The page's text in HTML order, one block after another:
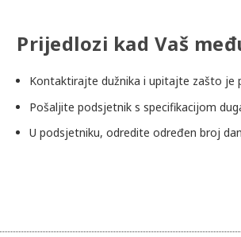
Prijedlozi kad Vaš
Kontaktirajte dužnika i upitajte zašto je
Pošaljite podsjetnik s specifikacijom
U podsjetniku, odredite određen broj